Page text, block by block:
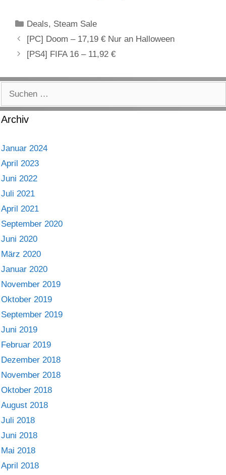
Kategorien
Deals, Steam Sale
[PC] Doom – 17,19 € Nur an Halloween
[PS4] FIFA 16 – 11,92 €
Archiv
Januar 2024
April 2023
Juni 2022
Juli 2021
April 2021
September 2020
Juni 2020
März 2020
Januar 2020
November 2019
Oktober 2019
September 2019
Juni 2019
Februar 2019
Dezember 2018
November 2018
Oktober 2018
August 2018
Juli 2018
Juni 2018
Mai 2018
April 2018